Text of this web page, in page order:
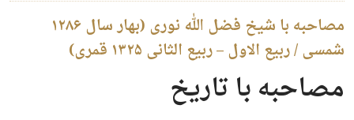
مصاحبه با شیخ فضل الله نوری (بهار سال ۱۲۸۶
شمسی / ربیع الاول – ربیع الثانی ۱۳۲۵ قمری)
مصاحبه با تاریخ